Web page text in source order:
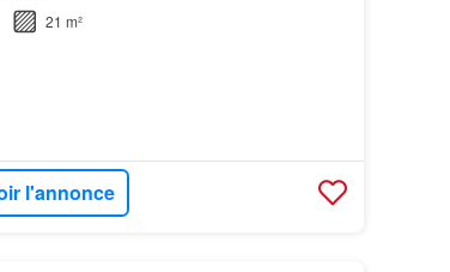
21 m²
l'annonce